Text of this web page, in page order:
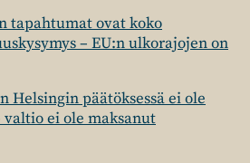
tapahtumat ovat koko
– EU:n ulkorajojen on
Helsingin päätöksessä ei ole
ei ole maksanut